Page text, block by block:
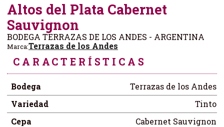
Altos del Plata Cabernet
Sauvignon
BODEGA TERRAZAS DE LOS ANDES - ARGENTINA
Marca:Terrazas de los Andes
CARACTERÍSTICAS
Bodega
Terrazas de los Andes
Variedad
Tinto
Cepa
Cabernet Sauvignon